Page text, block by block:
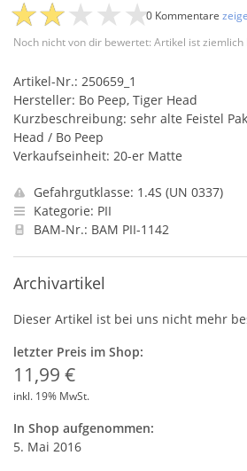
Noch nicht von dir bewertet: Artikel ist ziemlich
0 Kommentare
Artikel-Nr.: 250659_1
Hersteller: Bo Peep, Tiger Head
Kurzbeschreibung: sehr alte Feistel
Head / Bo Peep
Verkaufseinheit: 20-er Matte
Gefahrgutklasse: 1.4S (UN 0337)
Kategorie: PII
BAM-Nr.: BAM PII-1142
Archivartikel
Dieser Artikel ist bei uns nicht mehr
letzter Preis im Shop:
11,99 €
inkl. 19% MwSt.
In Shop aufgenommen:
5. Mai 2016